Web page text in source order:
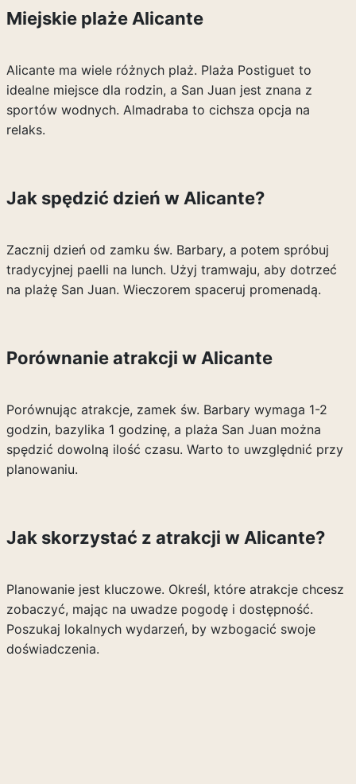
Miejskie plaże Alicante
Alicante ma wiele różnych plaż. Plaża Postiguet to
idealne miejsce dla rodzin, a San Juan jest znana z
sportów wodnych. Almadraba to cichsza opcja na
relaks.
Jak spędzić dzień w Alicante?
Zacznij dzień od zamku św. Barbary, a potem spróbuj
tradycyjnej paelli na lunch. Użyj tramwaju, aby dotrzeć
na plażę San Juan. Wieczorem spaceruj promenadą.
Porównanie atrakcji w Alicante
Porównując atrakcje, zamek św. Barbary wymaga 1-2
godzin, bazylika 1 godzinę, a plaża San Juan można
spędzić dowolną ilość czasu. Warto to uwzględnić przy
planowaniu.
Jak skorzystać z atrakcji w Alicante?
Planowanie jest kluczowe. Określ, które atrakcje chcesz
zobaczyć, mając na uwadze pogodę i dostępność.
Poszukaj lokalnych wydarzeń, by wzbogacić swoje
doświadczenia.